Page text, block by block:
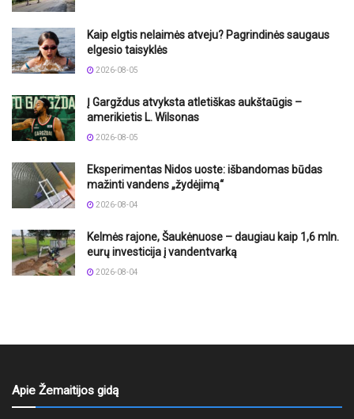
Kaip elgtis nelaimės atveju? Pagrindinės saugaus
elgesio taisyklės
2026-08-05
Į Gargždus atvyksta atletiškas aukštaūgis –
amerikietis L. Wilsonas
2026-08-05
Eksperimentas Nidos uoste: išbandomas būdas
mažinti vandens „žydėjimą“
2026-08-04
Kelmės rajone, Šaukėnuose – daugiau kaip 1,6 mln.
eurų investicija į vandentvarką
2026-08-04
Apie Žemaitijos gidą